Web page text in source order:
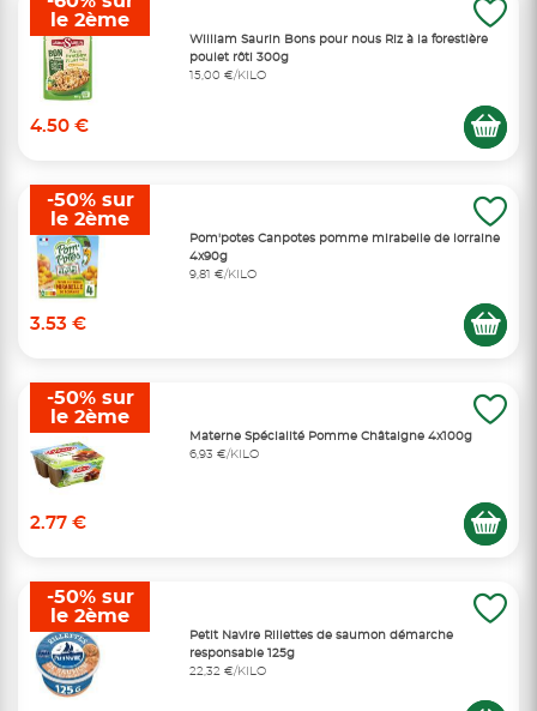
William Saurin Bons pour nous Riz à la forestière
poulet rôti 300g
15,00 €/KILO
4.50 €
le 2ème
Pom'potes Canpotes pomme mirabelle de lorraine
4x90g
9,81 €/KILO
3.53 €
-50% sur
le 2ème
Materne Spécialité Pomme Châtaigne 4x100g
6,93 €/KILO
2.77 €
-50% sur
le 2ème
Petit Navire Rillettes de saumon démarche
responsable 125g
22,32 €/KILO
-50% sur
le 2ème